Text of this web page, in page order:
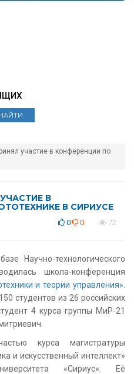
участие в конференции по
В
В СИРИУСЕ
0 0 72
Научно-технологического
школа-конференция
и теории управления»
студентов из 26 российских
4 курса группы МиР-21
курса магистратуры
и искусственный интеллект»
«Сириус». Её